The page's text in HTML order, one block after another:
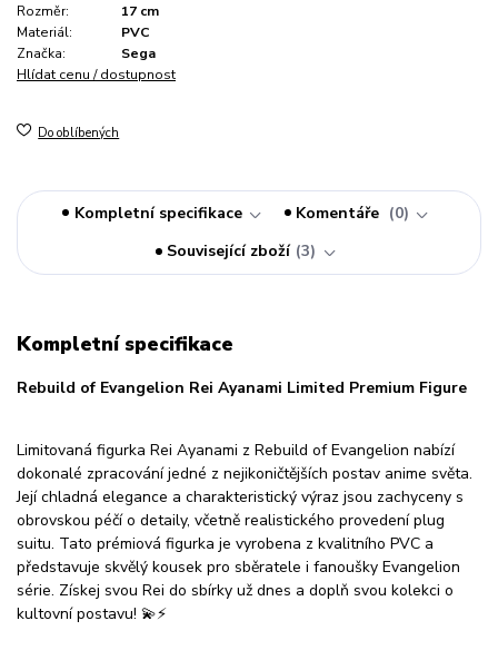
Rozměr:
17 cm
Materiál:
PVC
Značka:
Sega
Hlídat cenu / dostupnost
Do oblíbených
Kompletní specifikace Komentáře
0
Související zboží 3
Kompletní specifikace
Rebuild of Evangelion Rei Ayanami Limited Premium Figure
Limitovaná figurka Rei Ayanami z Rebuild of Evangelion nabízí
dokonalé zpracování jedné z nejikoničtějších postav anime světa.
Její chladná elegance a charakteristický výraz jsou zachyceny s
obrovskou péčí o detaily, včetně realistického provedení plug
suitu. Tato prémiová figurka je vyrobena z kvalitního PVC a
představuje skvělý kousek pro sběratele i fanoušky Evangelion
série. Získej svou Rei do sbírky už dnes a doplň svou kolekci o
kultovní postavu! 💫⚡